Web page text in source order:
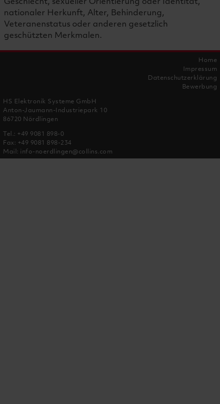
nationaler Herkunft, Alter, Behinderung,
Veteranenstatus oder anderen gesetzlich
geschützten Merkmalen.
HS Elektronik Systeme GmbH
Anton-Jaumann-Industriepark 10
86720 Nördlingen
Tel.: +49 9081 898-0
Fax: +49 9081 898-234
Mail: info-noerdlingen@collins.com
Home
Impressum
Datenschutzerklärung
Bewerbung